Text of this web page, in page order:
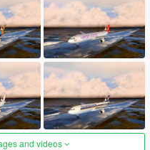
and videos